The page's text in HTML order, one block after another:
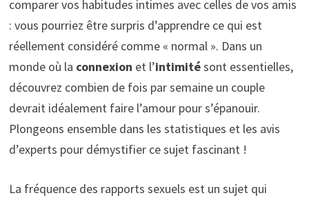
comparer vos habitudes intimes avec celles de vos amis
: vous pourriez être surpris d’apprendre ce qui est
réellement considéré comme « normal ». Dans un
monde où la connexion et l’intimitésont essentielles,
découvrez combien de fois par semaine un couple
devrait idéalement faire l’amour pour s’épanouir.
Plongeons ensemble dans les statistiques et les avis
d’experts pour démystifier ce sujet fascinant !
La fréquence des rapports sexuels est un sujet qui